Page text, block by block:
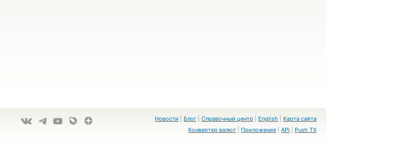
Новости Блог Справочный центр English
Карта сайта
Конвертер валют
Приложения API Push TX